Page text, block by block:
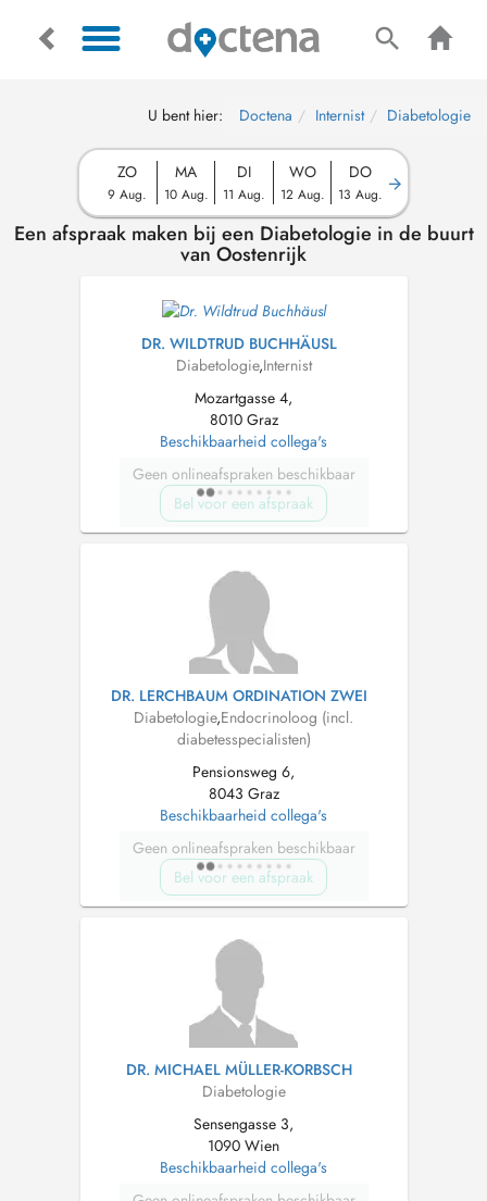
U bent hier: Doctena Internist Diabetologie
ZO
9 Aug.
MA
10 Aug.
DI
11 Aug.
WO
12 Aug.
DO
13 Aug.
Een afspraak maken bij een Diabetologie in de buurt
van Oostenrijk
DR. WILDTRUD BUCHHÄUSL
Diabetologie,Internist
Mozartgasse 4,
8010 Graz
Beschikbaarheid collega's
Geen onlineafspraken beschikbaar
Bel voor een afspraak
DR. LERCHBAUM ORDINATION ZWEI
Diabetologie,Endocrinoloog (incl.
diabetesspecialisten)
Pensionsweg 6,
8043 Graz
Beschikbaarheid collega's
Geen onlineafspraken beschikbaar
Bel voor een afspraak
DR. MICHAEL MÜLLER-KORBSCH
Diabetologie
Sensengasse 3,
1090 Wien
Beschikbaarheid collega's